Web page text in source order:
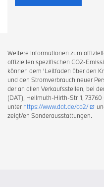
Weitere Informationen zum
offiziellen spezifischen CO2-
können dem 'Leitfaden über den
und den Stromverbrauch neuer
der an allen Verkaufsstellen, bei
(DAT), Hellmuth-Hirth-Str. 1,
unter https://www.dat.de/co2/
zeigt/en Sonderausstattungen.